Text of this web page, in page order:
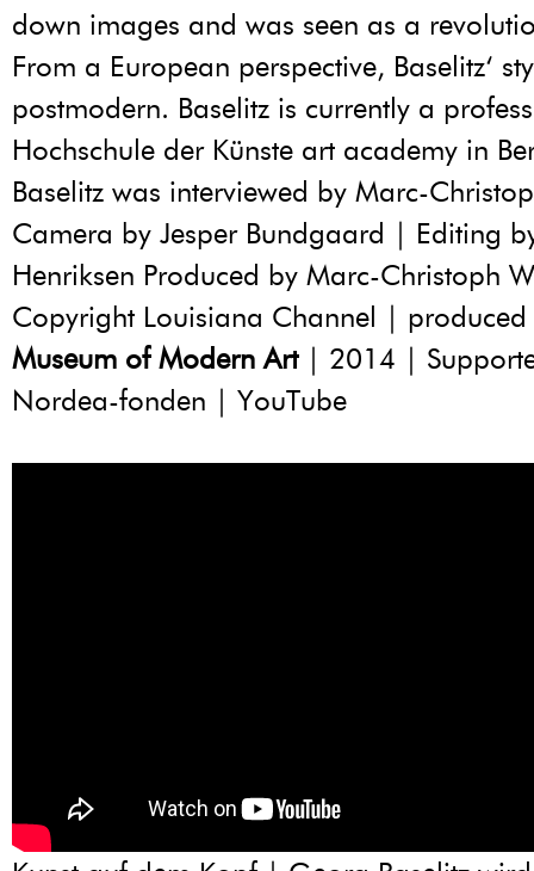
down images and was seen as a
From a European perspective, Baselitz‘
postmodern. Baselitz is currently a
Hochschule der Künste art academy in
Baselitz was interviewed by Marc-
Camera by Jesper Bundgaard | Editing
Henriksen Produced by Marc-Christoph
Copyright Louisiana Channel |
Museum of Modern Art| 2014 |
Nordea-fonden | YouTube